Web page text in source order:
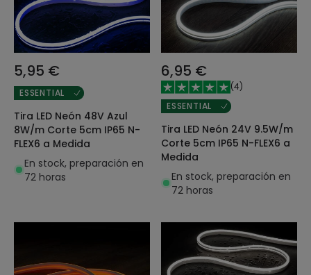
5,95 €
ESSENTIAL
Tira LED Neón 48V Azul
8W/m Corte 5cm IP65 N-
FLEX6 a Medida
En stock, preparación en
72 horas
6,95 €
(4)
ESSENTIAL
Tira LED Neón 24V 9.5W/m
Corte 5cm IP65 N-FLEX6 a
Medida
En stock, preparación en
72 horas